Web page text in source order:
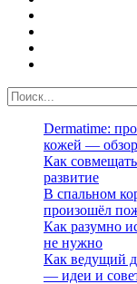
Dermatime:
кожей — обзор
Как
развитие
В спальном
произошёл
Как разумно
не нужно
Как ведущий
— идеи и